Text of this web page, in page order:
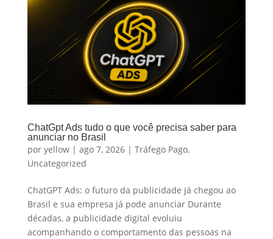
ChatGpt Ads tudo o que você precisa saber para
anunciar no Brasil
por yellow| ago 7, 2026| Tráfego Pago,
Uncategorized
ChatGPT Ads: o futuro da publicidade já chegou ao
Brasil e sua empresa já pode anunciar Durante
décadas, a publicidade digital evoluiu
acompanhando o comportamento das pessoas na